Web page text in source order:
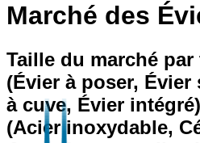
Marché des
Taille du marché
(Évier à poser,
à cuve, Évier
(Acier inoxydable,